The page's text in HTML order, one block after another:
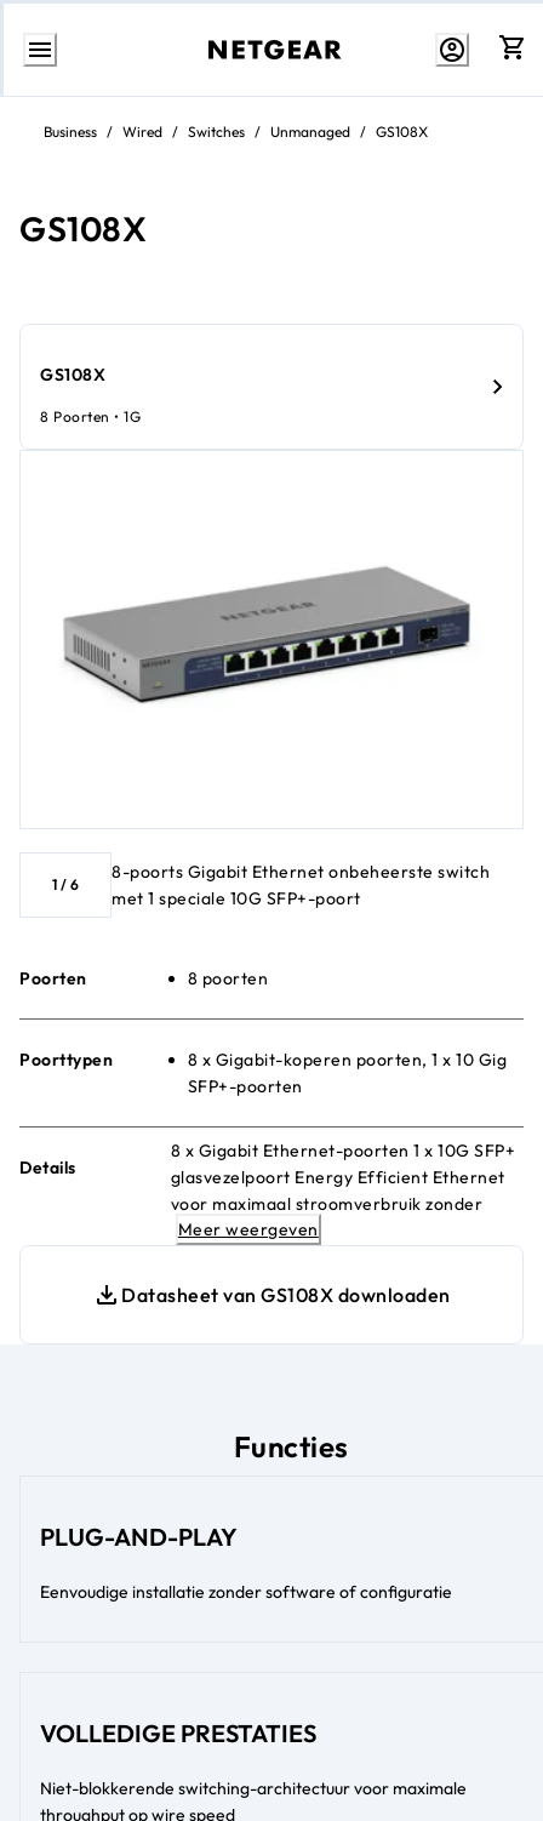
Direct
inhoudBusiness / Wired / Switches / Unmanaged / GS108X
GS108X
1 / 6
8-poorts Gigabit Ethernet onbeheerste switch
met 1 speciale 10G SFP+-poort
Poorten 8 poorten
Poorttypen
8 x Gigabit-koperen poorten, 1 x 10 Gig
SFP+-poorten
Details
8 x Gigabit Ethernet-poorten 1 x 10G SFP+
glasvezelpoort Energy Efficient Ethernet
voor maximaal stroomverbruik zonder
ventilator en stil Bureau- of wandmontage
Meer weergeven
Datasheet van GS108X downloaden
GS108X
8 Poorten • 1G
Functies
PLUG-AND-PLAY
Eenvoudige installatie zonder software of configuratie
VOLLEDIGE PRESTATIES
Niet-blokkerende switching-architectuur voor maximale
throughput op wire speed